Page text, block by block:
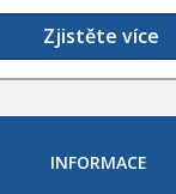
Zjistěte více
INFORMACE